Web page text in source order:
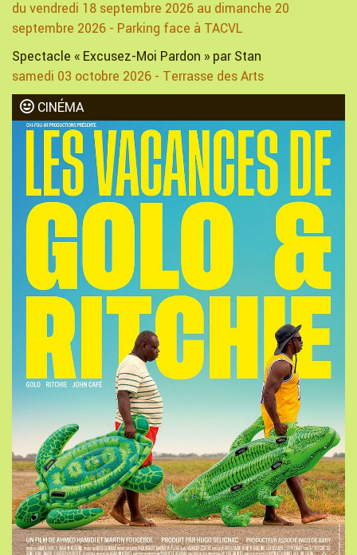
du vendredi 18 septembre 2026 au dimanche 20
septembre 2026 - Parking face à TACVL
Spectacle « Excusez-Moi Pardon » par Stan
samedi 03 octobre 2026 - Terrasse des Arts
CINÉMA